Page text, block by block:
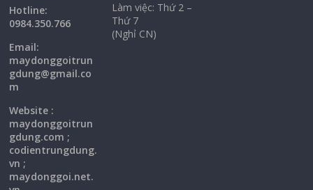
Hotline:
0984.350.766
Email:
maydonggoitrun
gdung@gmail.co
m
Website :
maydonggoitrun
gdung.com ;
codientrungdung.
vn ;
maydonggoi.net.
Làm việc: Thứ 2 –
Thứ 7
(Nghỉ CN)